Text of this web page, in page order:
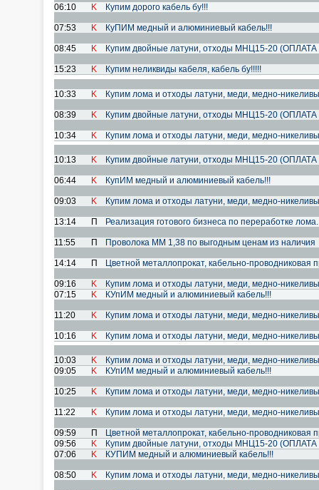
06:10 K Купим дорого кабель бу!!!
07:53 K КуПИМ медный и алюминиевый кабель!!!
08:45 K Купим двойные латуни, отходы МНЦ15-20
15:23 K Купим неликвиды кабеля, кабель бу!!!!!
10:33 K Купим лома и отходы латуни, меди, медно-
08:39 K Купим двойные латуни, отходы МНЦ15-20
10:34 K Купим лома и отходы латуни, меди, медно-
10:13 K Купим двойные латуни, отходы МНЦ15-20
06:44 K КупИМ медный и алюминиевый кабель!!!
09:03 K Купим лома и отходы латуни, меди, медно-
13:14 П Реализация готового бизнеса по переработке лома.
11:55 П Проволока ММ 1,38 по выгодным ценам из наличия
14:14 П Цветной металлопрокат, кабельно-проводниковая
09:16 K
Купим лома и отходы латуни, меди, медно-
07:15
K КУпИМ медный и алюминиевый кабель!!!
11:20 K Купим лома и отходы латуни, меди, медно-
10:16 K Купим лома и отходы латуни, меди, медно-
10:03 K
Купим лома и отходы латуни, меди, медно-
09:05
K КУпИМ медный и алюминиевый кабель!!!
10:25 K Купим лома и отходы латуни, меди, медно-
11:22 K Купим лома и отходы латуни, меди, медно-
09:59 П
Цветной металлопрокат, кабельно-проводниковая
09:56
K
Купим двойные латуни, отходы МНЦ15-20
07:06
K КУПИМ медный и алюминиевый кабель!!!
08:50 K Купим лома и отходы латуни, меди, медно-